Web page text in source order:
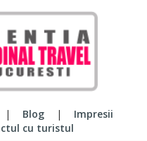
| Blog |
Impresii
cu turistul